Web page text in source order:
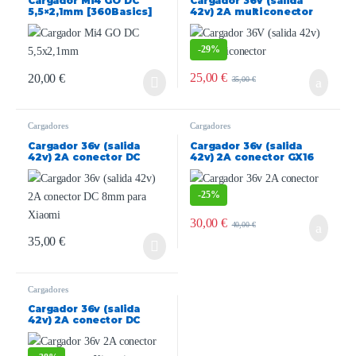
5,5×2,1mm [360Basics]
20,00€
42v) 2A multiconector
[360Basics]
-29%
25,00€ 35,00€
Cargadores
Cargador 36v (salida
42v) 2A conector DC
8mm para Xiaomi
35,00€
Cargadores
Cargador 36v (salida
42v) 2A conector GX16
[360Basics]
-25%
30,00€ 40,00€
Cargadores
Cargador 36v (salida
42v) 2A conector DC
8mm para Xiaomi
[360Basics]